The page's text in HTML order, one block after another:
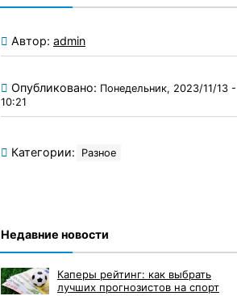
Автор: admin
Опубликовано: Понедельник, 2023/11/13 -
10:21
Категории: Разное
Недавние новости
Каперы рейтинг: как выбрать
лучших прогнозистов на спорт